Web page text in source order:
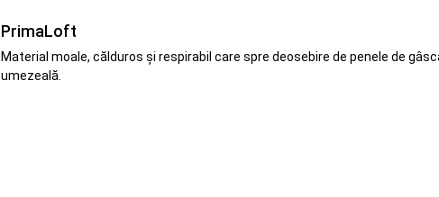
PrimaLoft
Material moale, călduros și respirabil care spre deosebire de penele de
umezeală.